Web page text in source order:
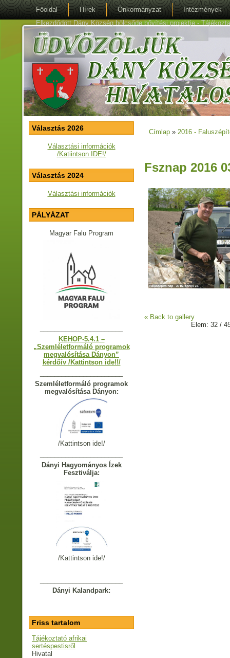
Főoldal Hírek Önkormányzat
Intézmények
Elkezdődött Dány Község bölcsőde bővítési projektje -
Választás 2026
Választási információk
/Katiintson IDE!/
Választás 2024
Választási információk
PÁLYÁZAT
Magyar Falu Program
KEHOP-5.4.1 –
„Szemléletformáló programok
megvalósítása Dányon”
kérdőív /Kattintson ide!!/
Szemléletformáló programok
megvalósítása Dányon:
/Kattintson ide!/
Dányi Hagyományos Ízek
Fesztiválja:
/Kattintson ide!/
Dányi Kalandpark:
Friss tartalom
Tájékoztató afrikai
sertéspestisről
Hivatal
Jelenlegi hely
Címlap »2016 -
Fsznap 2016
« Back to gallery
Elem: 32 /